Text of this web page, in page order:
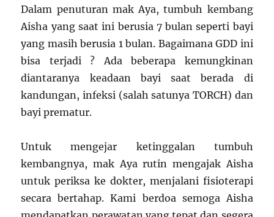
Dalam penuturan mak Aya, tumbuh kembang
Aisha yang saat ini berusia 7 bulan seperti bayi
yang masih berusia 1 bulan. Bagaimana GDD ini
bisa terjadi ? Ada beberapa kemungkinan
diantaranya keadaan bayi saat berada di
kandungan, infeksi (salah satunya TORCH) dan
bayi prematur.
Untuk mengejar ketinggalan tumbuh
kembangnya, mak Aya rutin mengajak Aisha
untuk periksa ke dokter, menjalani fisioterapi
secara bertahap. Kami berdoa semoga Aisha